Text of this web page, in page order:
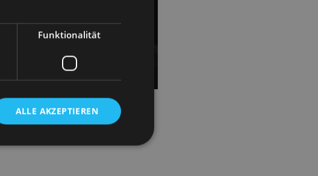
Mit feinem Gespür für
ein.
Funktionalität
ALLE AKZEPTIEREN